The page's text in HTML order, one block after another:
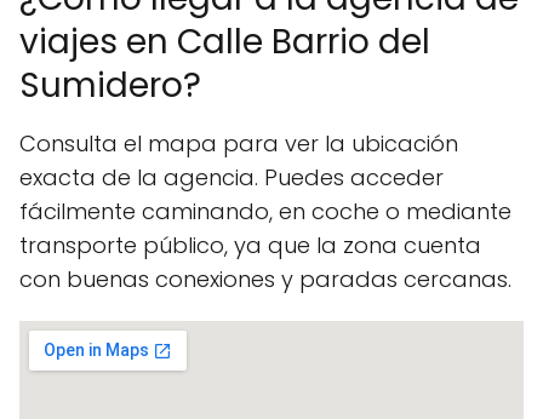
viajes en Calle Barrio del
Sumidero?
Consulta el mapa para ver la ubicación
exacta de la agencia. Puedes acceder
fácilmente caminando, en coche o mediante
transporte público, ya que la zona cuenta
con buenas conexiones y paradas cercanas.